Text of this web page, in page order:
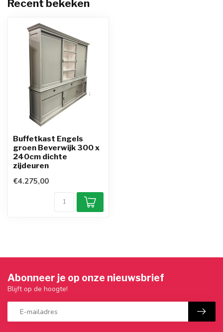
Recent bekeken
Buffetkast Engels
groen Beverwijk 300 x
240cm dichte
zijdeuren
€4.275,00
Abonneer je op onze nieuwsbrief
Blijft op de hoogte!